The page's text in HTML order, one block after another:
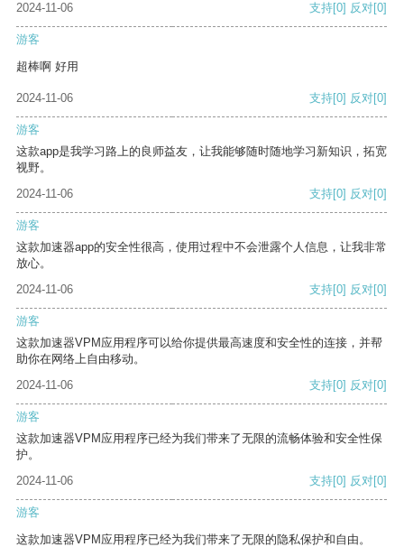
2024-11-06
支持[0] 反对[0]
游客
超棒啊 好用
2024-11-06 支持[0] 反对[0]
游客
这款app是我学习路上的良师益友，让我能够随时随地学习新知识，拓宽
视野。
2024-11-06
支持[0] 反对[0]
游客
这款加速器app的安全性很高，使用过程中不会泄露个人信息，让我非常
放心。
2024-11-06
支持[0] 反对[0]
游客
这款加速器VPM应用程序可以给你提供最高速度和安全性的连接，并帮
助你在网络上自由移动。
2024-11-06
支持[0] 反对[0]
游客
这款加速器VPM应用程序已经为我们带来了无限的流畅体验和安全性保
护。
2024-11-06
支持[0] 反对[0]
游客
这款加速器VPM应用程序已经为我们带来了无限的隐私保护和自由。